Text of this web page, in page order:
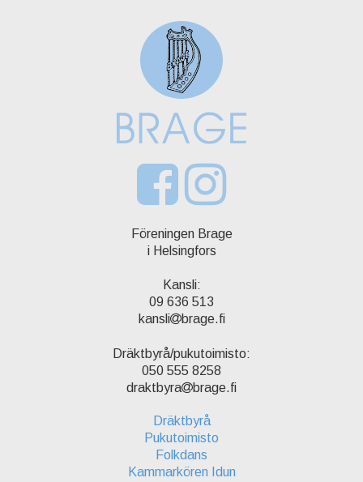
Föreningen Brage
i Helsingfors
Kansli:
09 636 513
kansli
brage.fi
Dräktbyrå/pukutoimisto:
050 555 8258
draktbyra
brage.fi
Dräktbyrå
Pukutoimisto
Folkdans
Kammarkören Idun